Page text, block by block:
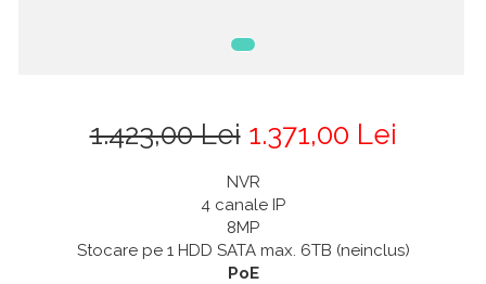
1.423,00 Lei 1.371,00 Lei
NVR
4 canale IP
8MP
Stocare pe 1 HDD SATA max. 6TB (neinclus)
PoE